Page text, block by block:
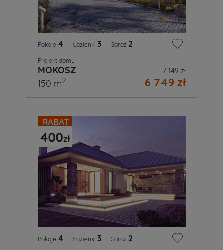
Pokoje 4 Łazienki 3 Garaż 2
Projekt domu
MOKOSZ 7 149 zł
6 749 zł
150 m2
Pokoje 4 Łazienki 3 Garaż 2